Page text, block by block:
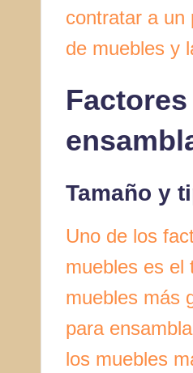
contratar a un
de muebles y
Tamaño y
Uno de los
muebles es el
muebles más
para
los muebles